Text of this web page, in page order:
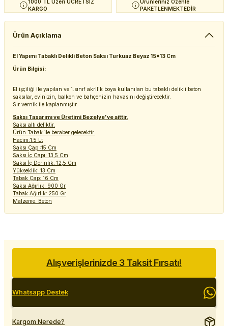
1000 TL Üzeri ÜCRETSİZ
KARGO
Ürünleriniz Özenle
PAKETLENMEKTEDİR
Ürün Açıklama
El Yapımı Tabaklı Delikli Beton Saksı Turkuaz Beyaz 15x13 Cm
Ürün Bilgisi:
El işçiliği ile yapılan ve 1.sınıf akrilik boya kullanılan bu tabaklı delikli beton
saksılar, evinizin, balkon ve bahçenizin havasını değiştirecektir.
Sır vernik ile kaplanmıştır.
Saksı Tasarımı ve Üretimi Bezelye'ye aittir.
Saksı altı deliktir.
Ürün Tabak ile beraber gelecektir.
Hacim:1.5 Lt
Saksı Çap :15 Cm
Saksı İç Çapı: 13,5 Cm
Saksı İç Derinlik: 12,5 Cm
Yükseklik: 13 Cm
Tabak Çap: 16 Cm
Saksı Ağırlık: 900 Gr
Tabak Ağırlık: 250 Gr
Malzeme: Beton
Alışverişlerinizde 3 Taksit Fırsatı!
Whatsapp Destek
Kargom Nerede?